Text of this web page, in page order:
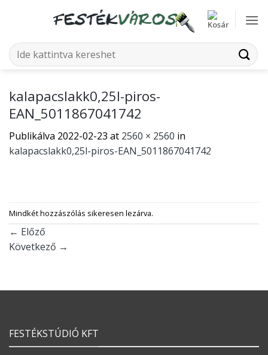
Keresés
a
kalapacslakk0,25l-piros-
EAN_5011867041742
Publikálva 2022-02-23 at 2560 × 2560 in
kalapacslakk0,25l-piros-EAN_5011867041742
Mindkét hozzászólás sikeresen lezárva.
← Előző
Következő →
FESTÉKSTÚDIÓ KFT